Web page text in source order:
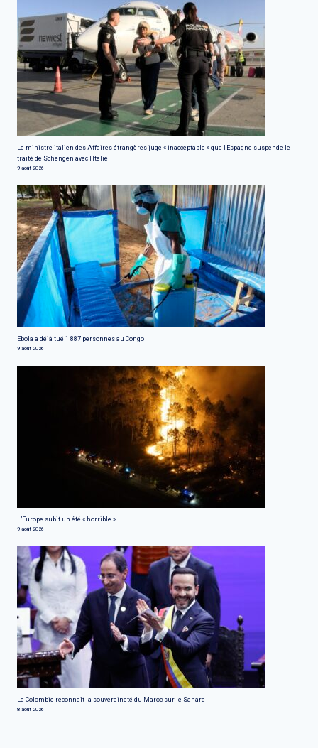
Le ministre italien des Affaires étrangères juge « inacceptable » que l'Espagne suspende le
traité de Schengen avec l'Italie
9 août 2026
Ebola a déjà tué 1 887 personnes au Congo
9 août 2026
L’Europe subit un été « horrible »
9 août 2026
La Colombie reconnaît la souveraineté du Maroc sur le Sahara
8 août 2026